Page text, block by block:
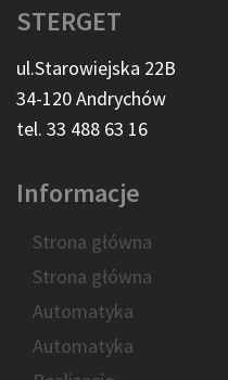
STERGET
ul.Starowiejska 22B
34-120 Andrychów
tel. 33 488 63 16
Informacje
Strona główna
Strona główna
Automatyka
Automatyka